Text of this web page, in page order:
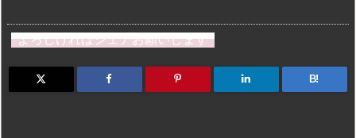
st
o
d
e
s
k
e
a
d
m
bl
r
b
o
ar
n
dr
o
よろしければシェアお願いします
B!